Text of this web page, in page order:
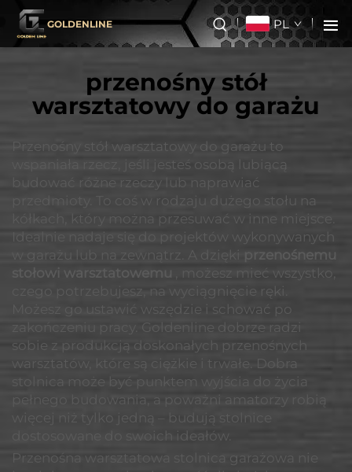
GOLDENLINE PL
przenośny stół
warsztatowy do garażu
Przenośny stół warsztatowy do garażu to
wspaniała rzecz, jeśli jesteś osobą lubiącą
budować różne rzeczy lub naprawiać
przedmioty. To coś w rodzaju dużego stołu na
kółkach, który można przesuwać w inne miejsce.
Idealnie nadaje się do projektów wykonywanych
w garażu lub na zewnątrz. A dzięki
przenośnemu
stołowi warsztatowemu
, możesz mieć wszystko,
czego potrzebujesz, na wyciągnięcie ręki.
Możesz go ustawić wszędzie i schować po
zakończeniu pracy. Goldenline dobrze radzi
sobie z produkcją doskonałych przenośnych
warsztatów, które są ciężkie i trwałe. Dobra
stolnica może być punktem wyjścia do życia
pełnego budowania, a poważni amatorzy robią
więcej niż tylko jedną – budują stolnice
dostosowane do swoich ideałów.
Przenośna warsztatowa stolnica garażowa nie